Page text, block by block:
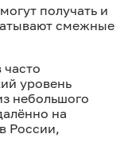
получать и
смежные
уровень
небольшого
на
России,